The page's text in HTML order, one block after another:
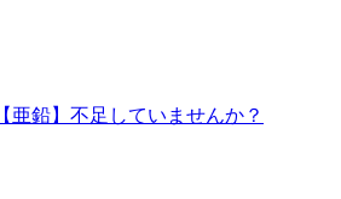
亜鉛】不足していませんか？